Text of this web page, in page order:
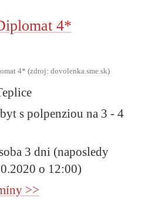
4*
4* (zdroj: dovolenka.sme.sk)
s polpenziou na 3 - 4
3 dni (naposledy
o 12:00)
>>